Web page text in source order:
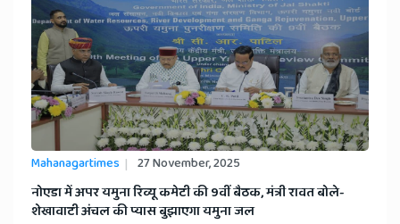
Mahanagartimes 27 November, 2025
नोएडा में अपर यमुना रिव्यू कमेटी की 9वीं बैठक, मंत्री रावत बोले-
शेखावाटी अंचल की प्यास बुझाएगा यमुना जल